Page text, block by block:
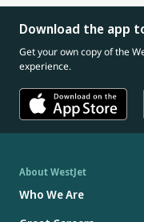
Download the app
Get your own copy of the
experience.
About WestJet
Who We Are